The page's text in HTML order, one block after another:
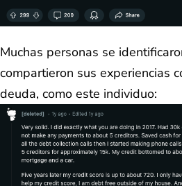
Muchas personas se
compartieron sus experiencias
deuda, como este individuo: